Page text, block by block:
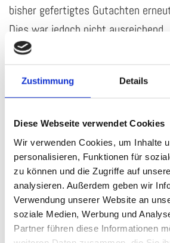
Zustimmung Details
Diese Webseite verwendet Cookies
Wir verwenden Cookies, um Inhalte
personalisieren, Funktionen für
zu können und die Zugriffe auf
analysieren. Außerdem geben wir
Verwendung unserer Website an
soziale Medien, Werbung und
Partner führen diese Informationen
bisher gefertigtes Gutachten
Dies war jedoch nicht ausreichend.
Das Landgericht Osnabrück wird dem
Sachverständigen nunmehr mittels
Hinweisbeschlusses detailliert
berichten.
Sofern Sie Fragen zu dieser
können Sie sich gerne mit Herrn
Ratering in Verbindung setzen.